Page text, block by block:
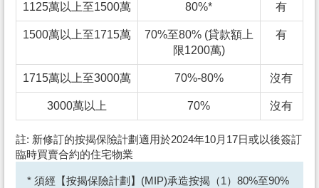
1125萬以上至1500萬 80%* 有
1500萬以上至1715萬
70%至80% (貸款額上
限1200萬)
有
1715萬以上至3000萬 70%-80% 沒有
3000萬以上 70% 沒有
註: 新修訂的按揭保險計劃適用於2024年10月17日或以後簽訂
臨時買賣合約的住宅物業
* 須經【按揭保險計劃】(MIP)承造按揭（1）80%至90%